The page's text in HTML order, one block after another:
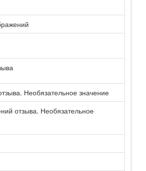
Необязательное значение
отзыва. Необязательное